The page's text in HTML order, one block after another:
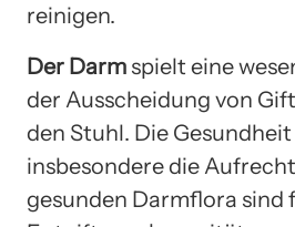
reinigen.
Der Darm spielt eine
der Ausscheidung von
den Stuhl. Die
insbesondere die
gesunden Darmflora sind